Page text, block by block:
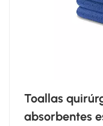
Toallas
absorbentes